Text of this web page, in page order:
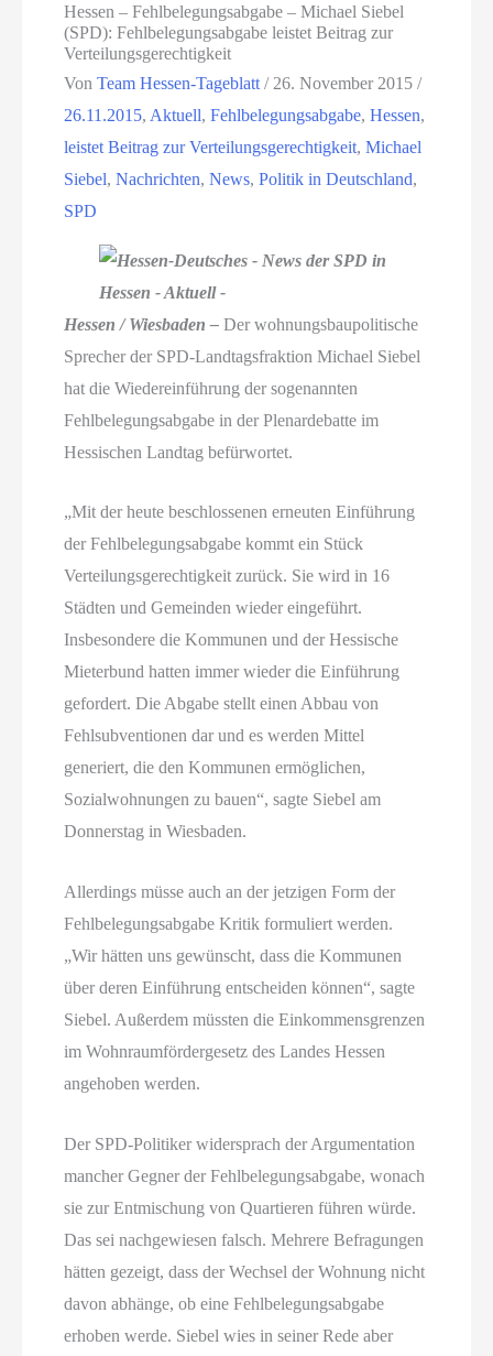
Hessen – Fehlbelegungsabgabe – Michael Siebel
(SPD): Fehlbelegungsabgabe leistet Beitrag zur
Verteilungsgerechtigkeit
VonTeam Hessen-Tageblatt/ 26. November 2015/
26.11.2015, Aktuell,Fehlbelegungsabgabe,Hessen,
leistet Beitrag zur Verteilungsgerechtigkeit,Michael
Siebel,Nachrichten,News,Politik in Deutschland,
SPD
Hessen / Wiesbaden – Der wohnungsbaupolitische
Sprecher der SPD-Landtagsfraktion Michael Siebel
hat die Wiedereinführung der sogenannten
Fehlbelegungsabgabe in der Plenardebatte im
Hessischen Landtag befürwortet.
„Mit der heute beschlossenen erneuten Einführung
der Fehlbelegungsabgabe kommt ein Stück
Verteilungsgerechtigkeit zurück. Sie wird in 16
Städten und Gemeinden wieder eingeführt.
Insbesondere die Kommunen und der Hessische
Mieterbund hatten immer wieder die Einführung
gefordert. Die Abgabe stellt einen Abbau von
Fehlsubventionen dar und es werden Mittel
generiert, die den Kommunen ermöglichen,
Sozialwohnungen zu bauen“, sagte Siebel am
Donnerstag in Wiesbaden.
Allerdings müsse auch an der jetzigen Form der
Fehlbelegungsabgabe Kritik formuliert werden.
„Wir hätten uns gewünscht, dass die Kommunen
über deren Einführung entscheiden können“, sagte
Siebel. Außerdem müssten die Einkommensgrenzen
im Wohnraumfördergesetz des Landes Hessen
angehoben werden.
Der SPD-Politiker widersprach der Argumentation
mancher Gegner der Fehlbelegungsabgabe, wonach
sie zur Entmischung von Quartieren führen würde.
Das sei nachgewiesen falsch. Mehrere Befragungen
hätten gezeigt, dass der Wechsel der Wohnung nicht
davon abhänge, ob eine Fehlbelegungsabgabe
erhoben werde. Siebel wies in seiner Rede aber